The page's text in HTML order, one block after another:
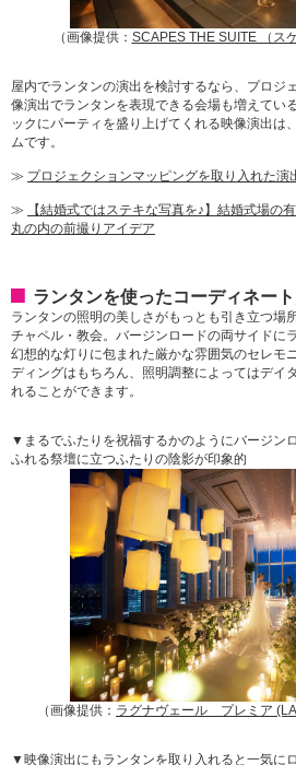
（画像提供： SCAPES THE SUITE （ス
屋内でランタンの演出を検討するなら、プロジ
像演出でランタンを表現できる会場も増えてい
ックにパーティを盛り上げてくれる映像演出は
ムです。
≫ プロジェクションマッピングを取り入れた演
≫
【結婚式ではステキな写真を♪】結婚式場の
丸の内の前撮りアイデア
ランタンを使ったコーディネー
ランタンの照明の美しさがもっとも引き立つ場
チャペル・教会。バージンロードの両サイドに
幻想的な灯りに包まれた厳かな雰囲気のセレモ
ディングはもちろん、照明調整によってはデイ
れることができます。
▼まるでふたりを祝福するかのようにバージン
ふれる祭壇に立つふたりの陰影が印象的
（画像提供： ラグナヴェール プレミア
▼映像演出にもランタンを取り入れると一気に